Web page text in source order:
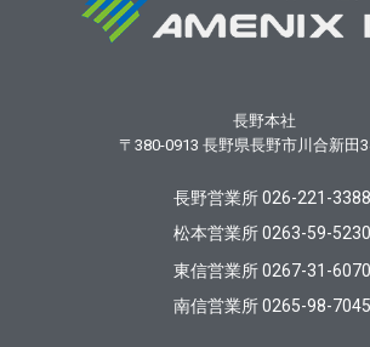
長野本社
〒380-0913 長野県長野市川合新田
長野営業所 026-221-3388
松本営業所 0263-59-5230
東信営業所 0267-31-6070
南信営業所 0265-98-7045